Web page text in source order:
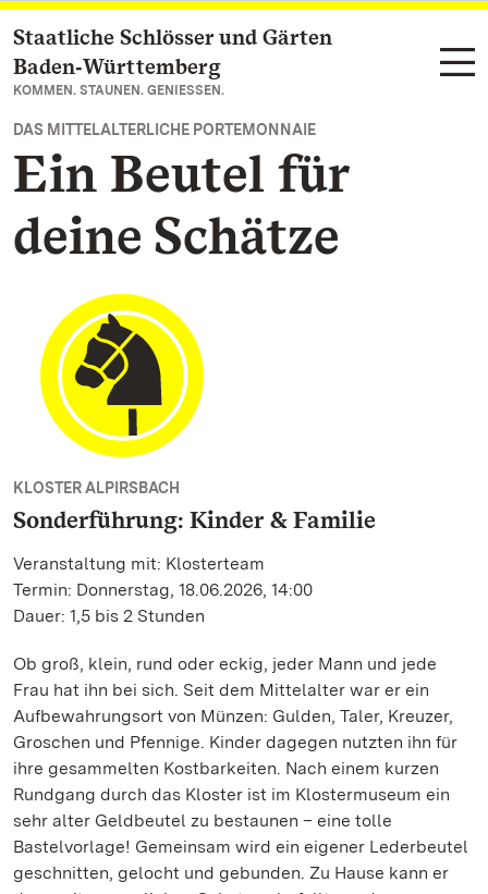
Zum Hauptinhalt springen
Staatliche Schlösser und Gärten
Baden‑Württemberg
KOMMEN. STAUNEN. GENIESSEN.
DAS MITTELALTERLICHE PORTEMONNAIE
Ein Beutel für
deine Schätze
KLOSTER ALPIRSBACH
Sonderführung: Kinder & Familie
Veranstaltung mit: Klosterteam
Termin: Donnerstag, 18.06.2026, 14:00
Dauer: 1,5 bis 2 Stunden
Ob groß, klein, rund oder eckig, jeder Mann und jede
Frau hat ihn bei sich. Seit dem Mittelalter war er ein
Aufbewahrungsort von Münzen: Gulden, Taler, Kreuzer,
Groschen und Pfennige. Kinder dagegen nutzten ihn für
ihre gesammelten Kostbarkeiten. Nach einem kurzen
Rundgang durch das Kloster ist im Klostermuseum ein
sehr alter Geldbeutel zu bestaunen – eine tolle
Bastelvorlage! Gemeinsam wird ein eigener Lederbeutel
geschnitten, gelocht und gebunden. Zu Hause kann er